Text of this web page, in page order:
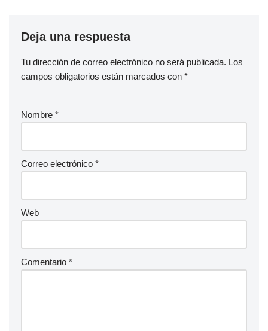
Deja una respuesta
Tu dirección de correo electrónico no será publicada. Los
campos obligatorios están marcados con *
Nombre *
Correo electrónico *
Web
Comentario *